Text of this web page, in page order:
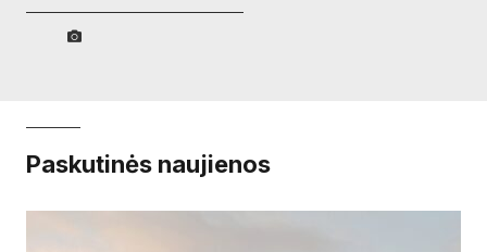
Paskutinės naujienos